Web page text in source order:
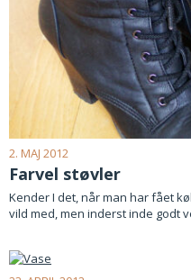
2. MAJ 2012
Farvel støvler
Kender I det, når man har fået
vild med, men inderst inde godt